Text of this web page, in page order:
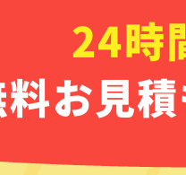
24時
お見